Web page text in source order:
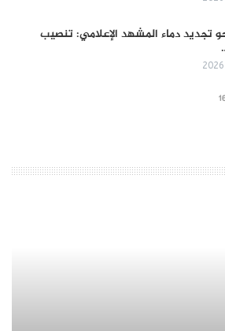
تجديد دماء المشهد الإعلامي: تنصيب